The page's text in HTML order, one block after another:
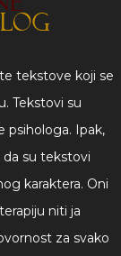
tekstove koji se
Tekstovi su
psihologa. Ipak,
su tekstovi
karaktera. Oni
niti ja
za svako